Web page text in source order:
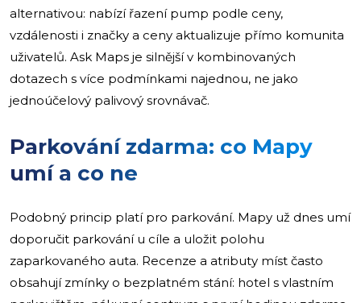
alternativou: nabízí řazení pump podle ceny,
vzdálenosti i značky a ceny aktualizuje přímo komunita
uživatelů. Ask Maps je silnější v kombinovaných
dotazech s více podmínkami najednou, ne jako
jednoúčelový palivový srovnávač.
Parkování zdarma: co Mapy
umí a co ne
Podobný princip platí pro parkování. Mapy už dnes umí
doporučit parkování u cíle a uložit polohu
zaparkovaného auta. Recenze a atributy míst často
obsahují zmínky o bezplatném stání: hotel s vlastním